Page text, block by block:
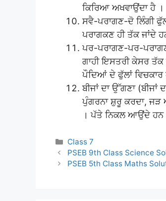
ਕਿਰਿਆ ਅਖਵਾਉਂਦਾ ਹੈ ।
ਸਵੈ-ਪਰਾਗਣ-ਦੋ ਲਿੰਗੀ
ਪਰਾਗਕਣ ਹੀ ਤੱਕ ਜਾਂਦੇ
ਪਰ-ਪਰਾਗਣ-ਪਰ-
ਗਾਹੀ ਇਸਤਰੀ ਕੇਸਰ
ਪੌਦਿਆਂ ਦੇ ਫੁੱਲਾਂ ਵਿਚਕਾਰ
ਬੀਜਾਂ ਦਾ ਉੱਗਣਾ (ਬੀਜਾਂ
ਪੁੰਗਰਨਾ ਸ਼ੁਰੂ ਕਰਦਾ, ਜੜ
। ਪੱਤੇ ਨਿਕਲ ਆਉਂਦੇ ਹਨ
Categories
Class 7
PSEB 9th Class Science
PSEB 5th Class Maths